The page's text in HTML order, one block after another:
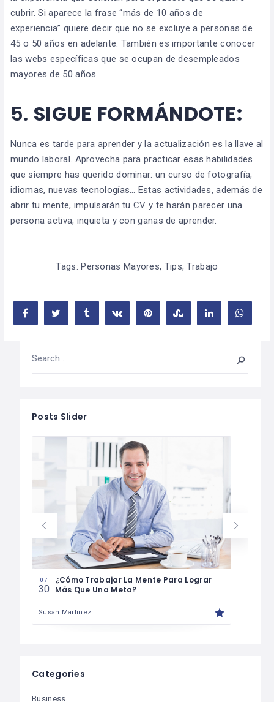
cubrir. Si aparece la frase “más de 10 años de
experiencia” quiere decir que no se excluye a personas de
45 o 50 años en adelante. También es importante conocer
las webs específicas que se ocupan de desempleados
mayores de 50 años.
5. SIGUE FORMÁNDOTE:
Nunca es tarde para aprender y la actualización es la llave al
mundo laboral. Aprovecha para practicar esas habilidades
que siempre has querido dominar: un curso de fotografía,
idiomas, nuevas tecnologías… Estas actividades, además de
abrir tu mente, impulsarán tu CV y te harán parecer una
persona activa, inquieta y con ganas de aprender.
Tags:Personas Mayores, Tips,Trabajo
Posts Slider
07
30
¿Cómo Trabajar La Mente Para Lograr
Más Que Una Meta?
Susan Martinez
Categories
Business